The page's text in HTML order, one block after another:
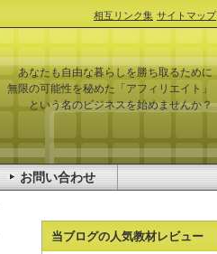
当ブログの人気教材レビュー
あなたも自由な暮らしを勝ち取るために
無限の可能性を秘めた「アフィリエイト」
という名のビジネスを始めませんか？
相互リンク集 サイトマップ
お問い合わせ